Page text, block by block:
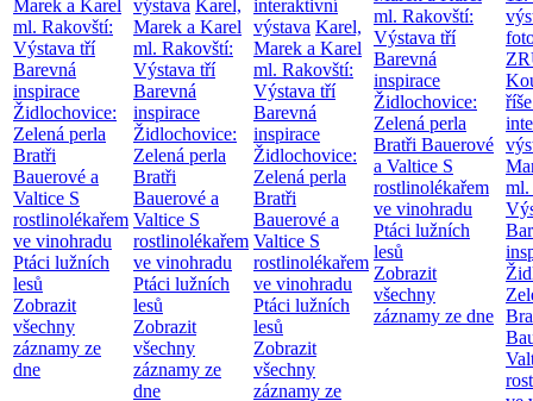
Marek a Karel
ml. Rakovští:
Výstava tří
Barevná
inspirace
Židlochovice:
Zelená perla
Bratři
Bauerové a
Valtice S
rostlinolékařem
ve vinohradu
Ptáci lužních
lesů
Zobrazit
všechny
záznamy ze
dne
výstava Karel,
Marek a Karel
ml. Rakovští:
Výstava tří
Barevná
inspirace
Židlochovice:
Zelená perla
Bratři
Bauerové a
Valtice S
rostlinolékařem
ve vinohradu
Ptáci lužních
lesů
Zobrazit
všechny
záznamy ze
dne
interaktivní
výstava Karel,
Marek a Karel
ml. Rakovští:
Výstava tří
Barevná
inspirace
Židlochovice:
Zelená perla
Bratři
Bauerové a
Valtice S
rostlinolékařem
ve vinohradu
Ptáci lužních
lesů
Zobrazit
všechny
záznamy ze
ml. Rakovští:
Výstava tří
Barevná
inspirace
Židlochovice:
Zelená perla
Bratři Bauerové
a Valtice S
rostlinolékařem
ve vinohradu
Ptáci lužních
lesů
Zobrazit
všechny
záznamy ze dne
ml.